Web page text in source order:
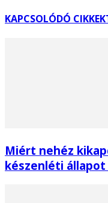
KAPCSOLÓDÓ CIKKEK
Miért nehéz
készenléti állapot